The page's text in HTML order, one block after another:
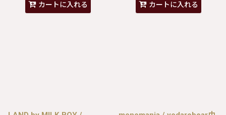
カートに入れる カートに入れる